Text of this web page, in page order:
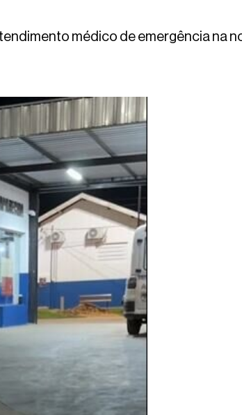
médico de emergência na